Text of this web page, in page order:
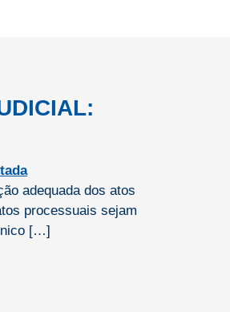
adequada dos atos
processuais sejam
[…]